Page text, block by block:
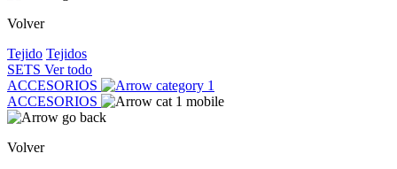
Volver
Tejido Tejidos
SETS Ver todo
ACCESORIOS
ACCESORIOS
Volver